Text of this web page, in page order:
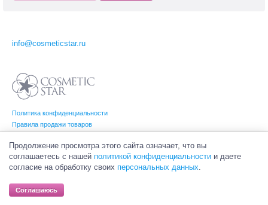
Политика конфиденциальности
Правила продажи товаров
info@cosmeticstar.ru
(Косметик Стар). Все права на товарные знаки принадлежат их законным
владельцам.
Продолжение просмотра этого сайта означает, что вы
соглашаетесь с нашей политикой конфиденциальности и даете
согласие на обработку своих персональных данных.
Соглашаюсь